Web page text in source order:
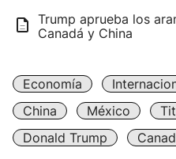
Trump aprueba los
Canadá y China
Economía
China
México
Donald Trump